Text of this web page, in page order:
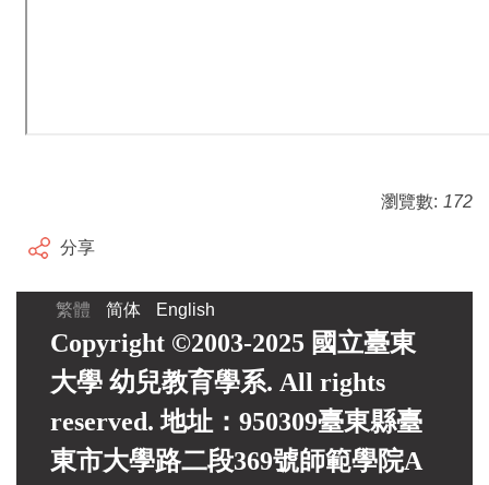
瀏覽數: 172
分享
繁體 简体 English
Copyright ©2003-2025 國立臺東
大學 幼兒教育學系. All rights
reserved. 地址：950309臺東縣臺
東市大學路二段369號師範學院A